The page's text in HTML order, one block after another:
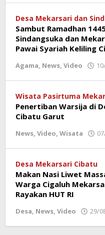
Desa Mekarsari dan
Sambut Ramadhan
Sindangsuka dan
Pawai Syariah Keliling
Agama, News, Video
Wisata Pasirtuma
Penertiban Warsija di
Cibatu Garut
News, Video, Wisata
Desa Mekarsari Cibatu
Makan Nasi Liwet
Warga Cigaluh
Rayakan HUT RI
Desa, News, Video 29/